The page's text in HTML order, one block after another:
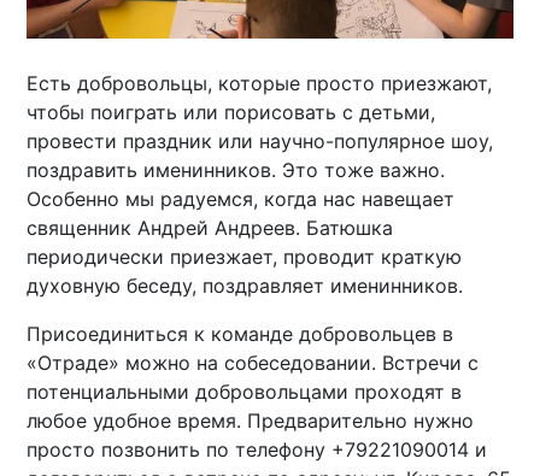
Есть добровольцы, которые просто приезжают,
чтобы поиграть или порисовать с детьми,
провести праздник или научно-популярное шоу,
поздравить именинников. Это тоже важно.
Особенно мы радуемся, когда нас навещает
священник Андрей Андреев. Батюшка
периодически приезжает, проводит краткую
духовную беседу, поздравляет именинников.
Присоединиться к команде добровольцев в
«Отраде» можно на собеседовании. Встречи с
потенциальными добровольцами проходят в
любое удобное время. Предварительно нужно
просто позвонить по телефону +79221090014 и